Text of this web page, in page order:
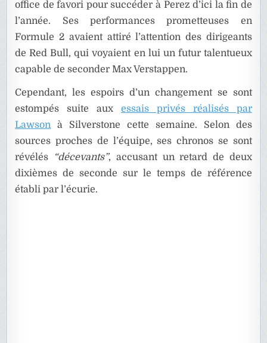
office de favori pour succéder à Perez d’ici la fin de
l’année. Ses performances prometteuses en
Formule 2 avaient attiré l’attention des dirigeants
de Red Bull, qui voyaient en lui un futur talentueux
capable de seconder Max Verstappen.
Cependant, les espoirs d’un changement se sont
estompés suite aux essais privés réalisés par
Lawson à Silverstone cette semaine. Selon des
sources proches de l’équipe, ses chronos se sont
révélés
“décevants”, accusant un retard de deux
dixièmes de seconde sur le temps de référence
établi par l’écurie.